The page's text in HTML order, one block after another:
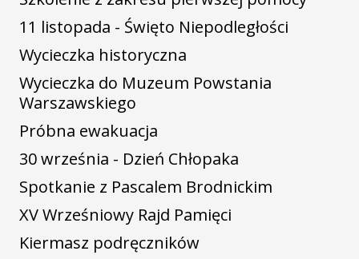
11 listopada - Święto Niepodległości
Wycieczka historyczna
Wycieczka do Muzeum Powstania
Warszawskiego
Próbna ewakuacja
30 września - Dzień Chłopaka
Spotkanie z Pascalem Brodnickim
XV Wrześniowy Rajd Pamięci
Kiermasz podręczników